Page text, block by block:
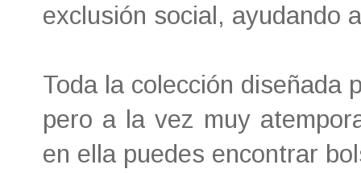
exclusión social, ayudando
Toda la colección diseñada
pero a la vez muy
en ella puedes encontrar